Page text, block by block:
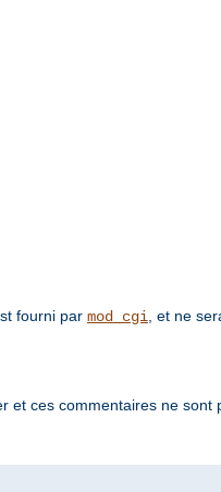
fourni par mod_cgi , et ne
ces commentaires ne sont